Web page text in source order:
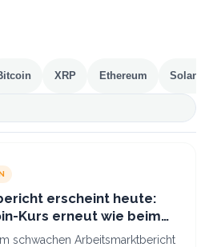
XRP Ethereum Solana
erscheint heute:
Kurs erneut wie beim
schwachen Arbeitsmarktbericht